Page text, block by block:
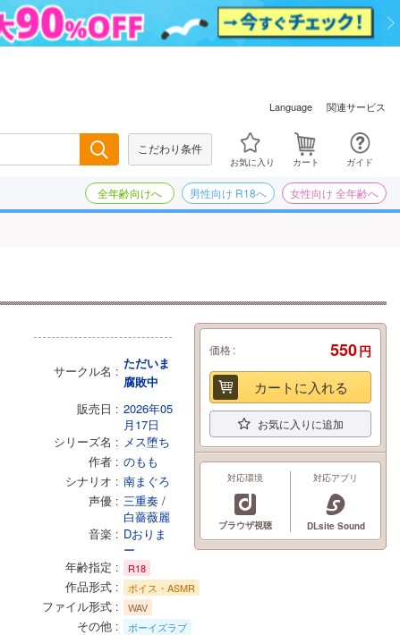
Language 関連サービス
こだわり条件
お気に入り カート ガイド
全年齢向けへ 男性向け R18へ 女性向け 全年齢へ
サークル名
ただいま
腐敗中
販売日
2026年05
月17日
シリーズ名
メス堕ち
作者
のもも
シナリオ
南まぐろ
声優
三重奏 /
白薔薇麗
音楽
Dおりま
ー
年齢指定
R18
作品形式 ボイス・ASMR
ファイル形式 WAV
その他 ボーイズラブ
価格 550円
カートに入れる
お気に入りに追加
対応環境
ブラウザ視聴
対応アプリ
DLsite Sound